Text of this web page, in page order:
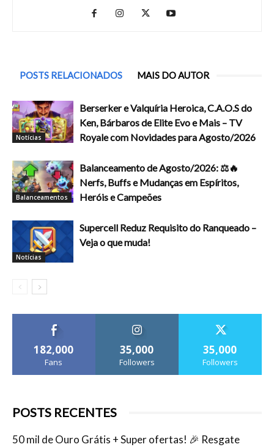
POSTS RELACIONADOS MAIS DO AUTOR
Notícias
Berserker e Valquíria Heroica, C.A.O.S do
Ken, Bárbaros de Elite Evo e Mais – TV
Royale com Novidades para Agosto/2026
Balanceamentos
Balanceamento de Agosto/2026: ⚖️🔥
Nerfs, Buffs e Mudanças em Espíritos,
Heróis e Campeões
Notícias
Supercell Reduz Requisito do Ranqueado –
Veja o que muda!
182,000
Fans
35,000
Followers
35,000
Followers
POSTS RECENTES
50 mil de Ouro Grátis + Super ofertas! 🎉 Resgate